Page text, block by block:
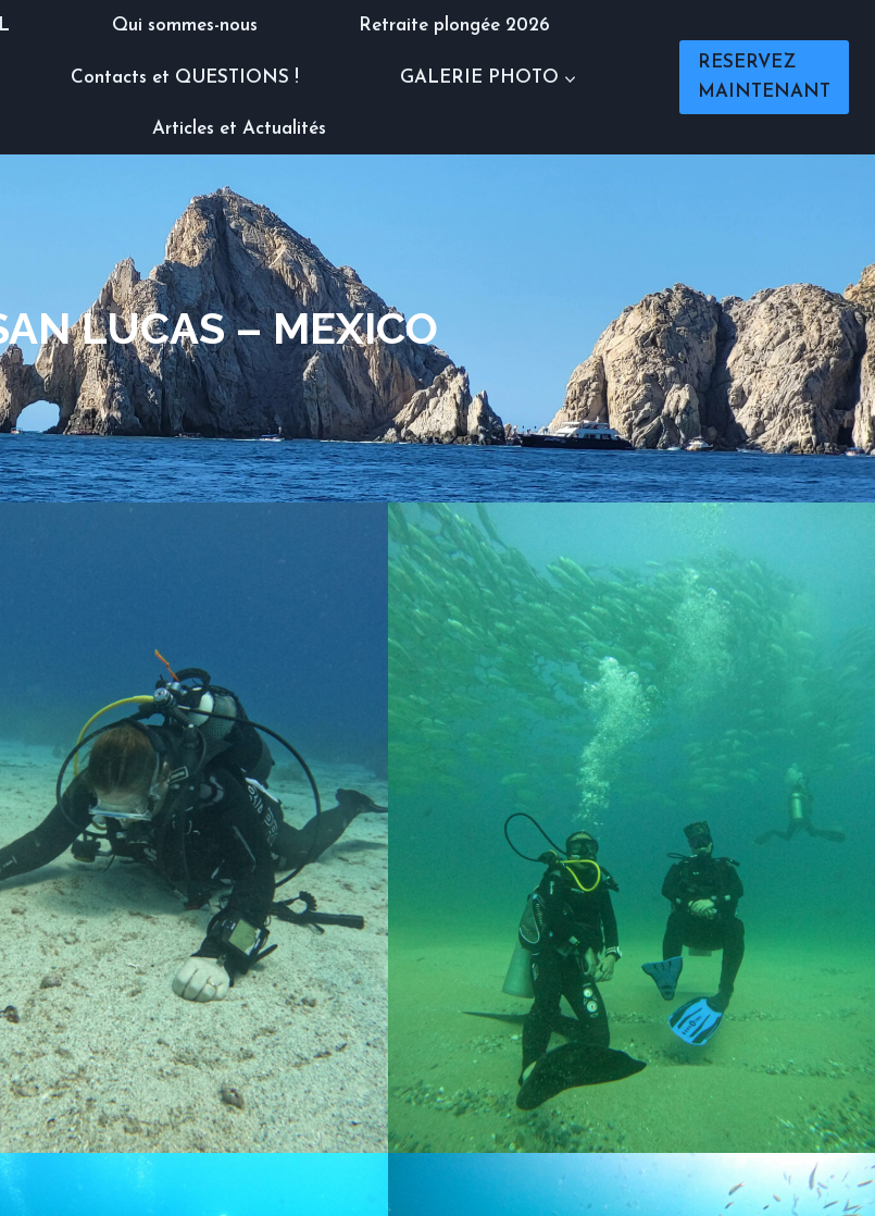
Qui sommes-nous Retraite plongée 2026
Contacts et QUESTIONS ! GALERIE PHOTO
Articles et Actualités
RESERVEZ
MAINTENANT
LUCAS – MEXICO